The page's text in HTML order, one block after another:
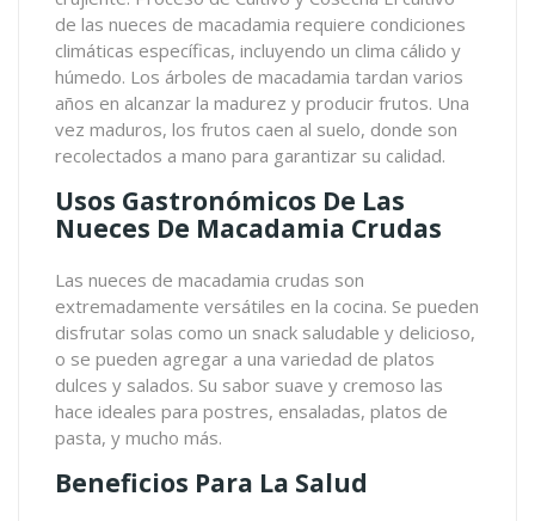
de las nueces de macadamia requiere condiciones
climáticas específicas, incluyendo un clima cálido y
húmedo. Los árboles de macadamia tardan varios
años en alcanzar la madurez y producir frutos. Una
vez maduros, los frutos caen al suelo, donde son
recolectados a mano para garantizar su calidad.
Usos Gastronómicos De Las
Nueces De Macadamia Crudas
Las nueces de macadamia crudas son
extremadamente versátiles en la cocina. Se pueden
disfrutar solas como un snack saludable y delicioso,
o se pueden agregar a una variedad de platos
dulces y salados. Su sabor suave y cremoso las
hace ideales para postres, ensaladas, platos de
pasta, y mucho más.
Beneficios Para La Salud